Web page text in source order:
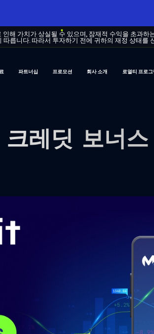
해 가치가 상실될 수 있으며, 잠재적 수익을 초과
릅니다. 따라서 투자하기 전에 귀하의 재정 상태를
파트너십 프로모션 회사 소개 로열티 프로그
레딧 보너스